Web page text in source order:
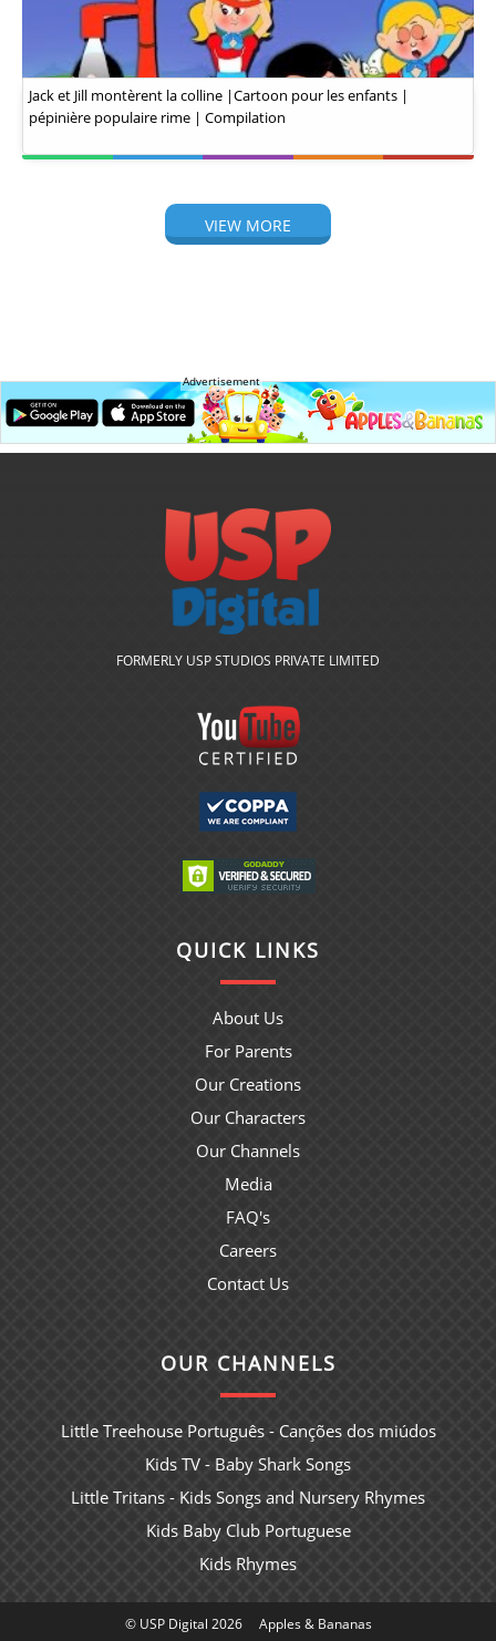
Jack et Jill montèrent la colline |Cartoon pour les enfants |
pépinière populaire rime | Compilation
VIEW MORE
Advertisement
FORMERLY USP STUDIOS PRIVATE LIMITED
QUICK LINKS
About Us
For Parents
Our Creations
Our Characters
Our Channels
Media
FAQ's
Careers
Contact Us
OUR CHANNELS
Little Treehouse Português - Canções dos miúdos
Kids TV - Baby Shark Songs
Little Tritans - Kids Songs and Nursery Rhymes
Kids Baby Club Portuguese
Kids Rhymes
© USP Digital 2026 Apples & Bananas